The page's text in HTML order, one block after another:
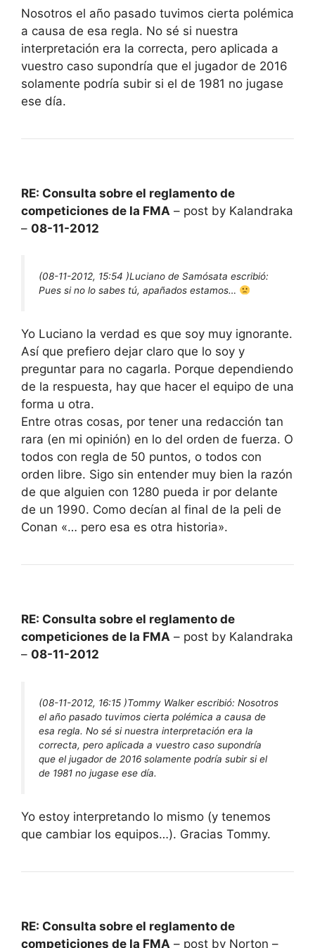
Nosotros el año pasado tuvimos cierta polémica
a causa de esa regla. No sé si nuestra
interpretación era la correcta, pero aplicada a
vuestro caso supondría que el jugador de 2016
solamente podría subir si el de 1981 no jugase
ese día.
RE: Consulta sobre el reglamento de
competiciones de la FMA – post by Kalandraka
– 08-11-2012
(08-11-2012, 15:54 )Luciano de Samósata escribió:
Pues si no lo sabes tú, apañados estamos…
Yo Luciano la verdad es que soy muy ignorante.
Así que prefiero dejar claro que lo soy y
preguntar para no cagarla. Porque dependiendo
de la respuesta, hay que hacer el equipo de una
forma u otra.
Entre otras cosas, por tener una redacción tan
rara (en mi opinión) en lo del orden de fuerza. O
todos con regla de 50 puntos, o todos con
orden libre. Sigo sin entender muy bien la razón
de que alguien con 1280 pueda ir por delante
de un 1990. Como decían al final de la peli de
Conan «… pero esa es otra historia».
RE: Consulta sobre el reglamento de
competiciones de la FMA – post by Kalandraka
– 08-11-2012
(08-11-2012, 16:15 )Tommy Walker escribió: Nosotros
el año pasado tuvimos cierta polémica a causa de
esa regla. No sé si nuestra interpretación era la
correcta, pero aplicada a vuestro caso supondría
que el jugador de 2016 solamente podría subir si el
de 1981 no jugase ese día.
Yo estoy interpretando lo mismo (y tenemos
que cambiar los equipos…). Gracias Tommy.
RE: Consulta sobre el reglamento de
competiciones de la FMA – post by Norton –